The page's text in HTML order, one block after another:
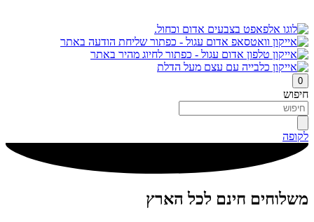
0
חיפוש
לקופה
משלוחים חינם לכל הארץ